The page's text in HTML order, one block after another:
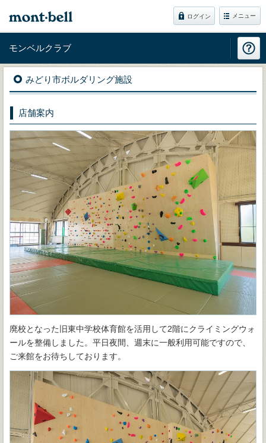
ログイン メニュー
モンベルクラブ
みどり市ボルダリング施設
店舗案内
廃校となった旧東中学校体育館を活用して2階にクライミングウォ
ールを整備しました。平日夜間、週末に一般利用可能ですので、
ご来館をお待ちしております。